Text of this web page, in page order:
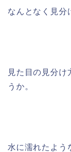
なんとなく見分
見た目の見分け
うか。
水に濡れたよう